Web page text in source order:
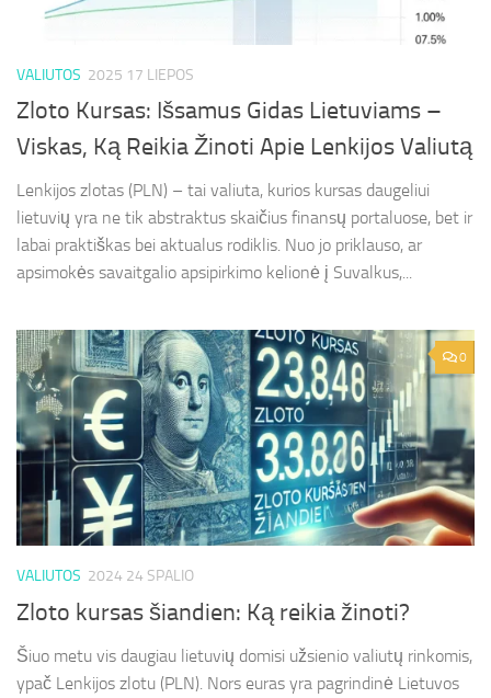
VALIUTOS 2025 17 LIEPOS
Zloto Kursas: Išsamus Gidas Lietuviams –
Viskas, Ką Reikia Žinoti Apie Lenkijos Valiutą
Lenkijos zlotas (PLN) – tai valiuta, kurios kursas daugeliui
lietuvių yra ne tik abstraktus skaičius finansų portaluose, bet ir
labai praktiškas bei aktualus rodiklis. Nuo jo priklauso, ar
apsimokės savaitgalio apsipirkimo kelionė į Suvalkus,...
0
VALIUTOS 2024 24 SPALIO
Zloto kursas šiandien: Ką reikia žinoti?
Šiuo metu vis daugiau lietuvių domisi užsienio valiutų rinkomis,
ypač Lenkijos zlotu (PLN). Nors euras yra pagrindinė Lietuvos